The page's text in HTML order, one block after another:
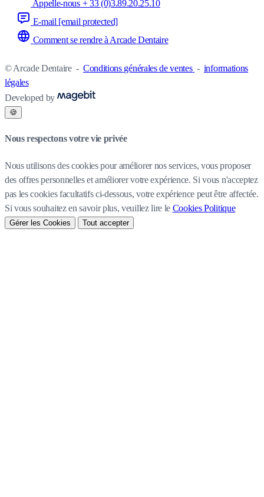
Appelle-nous + 33 (0)3.89.20.25.10
E-mail [email protected]
Comment se rendre à Arcade Dentaire
© Arcade Dentaire - Conditions générales de ventes - informations
légales
Developed by
🍪
Nous respectons votre vie privée
Nous utilisons des cookies pour améliorer nos services, vous proposer
des offres personnelles et améliorer votre expérience. Si vous n'acceptez
pas les cookies facultatifs ci-dessous, votre expérience peut être affectée.
Si vous souhaitez en savoir plus, veuillez lire le Cookies Politique
Gérer les Cookies Tout accepter